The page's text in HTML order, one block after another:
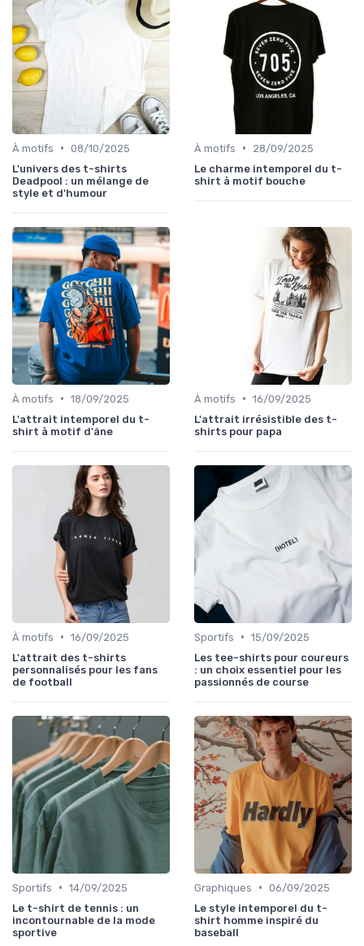
À motifs • 08/10/2025
L'univers des t-shirts
Deadpool : un mélange de
style et d'humour
À motifs •
28/09/2025
Le charme intemporel du t-
shirt à motif bouche
À motifs • 18/09/2025
L'attrait intemporel du t-
shirt à motif d'âne
À motifs • 16/09/2025
L'attrait irrésistible des t-
shirts pour papa
À motifs • 16/09/2025
L'attrait des t-shirts
personnalisés pour les fans
de football
Sportifs • 15/09/2025
Les tee-shirts pour coureurs
: un choix essentiel pour les
passionnés de course
Sportifs • 14/09/2025
Le t-shirt de tennis : un
incontournable de la mode
sportive
Graphiques • 06/09/2025
Le style intemporel du t-
shirt homme inspiré du
baseball